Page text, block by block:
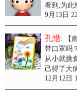
看到,为此
9月13日
孔惜: 【
带口罩吗
从小就挑
己得了大
12月12日